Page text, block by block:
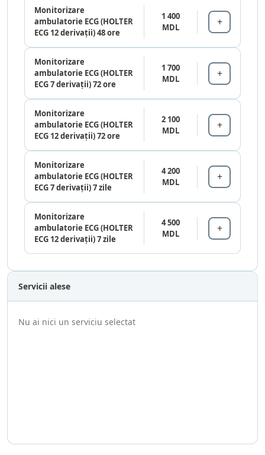
Monitorizare
ambulatorie ECG (HOLTER
ECG 12 derivații) 48 ore
1 400
MDL
Monitorizare
ambulatorie ECG (HOLTER
ECG 7 derivații) 72 ore
1 700
MDL
Monitorizare
ambulatorie ECG (HOLTER
ECG 12 derivații) 72 ore
2 100
MDL
Monitorizare
ambulatorie ECG (HOLTER
ECG 7 derivații) 7 zile
4 200
MDL
Monitorizare
ambulatorie ECG (HOLTER
ECG 12 derivații) 7 zile
4 500
MDL
Servicii alese
Nu ai nici un serviciu selectat